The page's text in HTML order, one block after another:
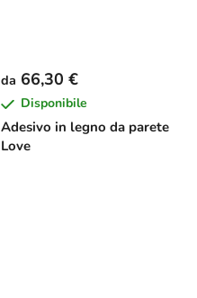
Adesivo in legno da parete
Love
da 66,30 €
Disponibile